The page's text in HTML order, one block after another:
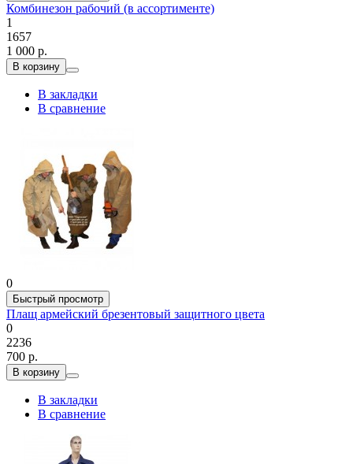
Комбинезон рабочий (в ассортименте)
1
1657
1 000 р.
В корзину
В закладки
В сравнение
0
Быстрый просмотр
Плащ армейский брезентовый защитного цвета
0
2236
700 р.
В корзину
В закладки
В сравнение